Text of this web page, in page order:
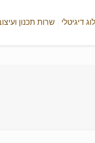
דיגיטלי שרות תכנון